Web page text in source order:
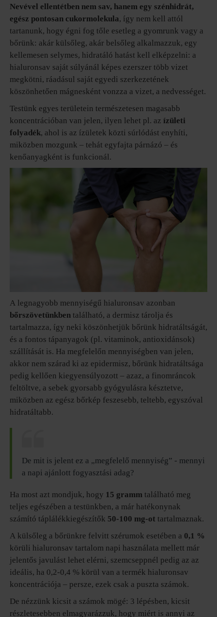
Nevével ellentétben nem sav, hanem egy szénhidrát,
egész pontosan cukormolekula, így nem kell attól
tartanunk, hogy égni fog tőle esetleg a gyomrunk vagy a
bőrünk: akár külsőleg, akár belsőleg alkalmazzuk, egy
kellemesen selymes, hidratáló hatást kell elképzelni: a
hialuronsav saját súlyánál képes ezerszer több vizet
megkötni, ráadásul saját egyedi szerkezetének
köszönhetően mágnesként vonzza a vizet, a nedvességet.
Testünk egyes területein természetesen magasabb
koncentrációban van jelen, ilyen lehet pl. az ízületi
folyadék, ahol is az ízületek közti súrlódást enyhíti,
miközben mozgunk – tehát egyfajta párnázó – és
kenőanyagként is funkcionál.
A legnagyobb mennyiségű hialuronsav azonban
bőrszövetünkben található, a dermisz tárolja és
tartalmazza, így neki köszönhetjük bőrünk hidratáltságát,
és a fontos tápanyagok (pl. vitaminok, antioxidánsok)
szállítását is. Ha megfelelőn mennyiségben van jelen,
akkor nem szárad ki az epidermisz, bőrünk hidratáltsága
pedig kellően kiegyensúlyozott – azaz, a finomráncok
feltöltve, a sebek gyorsabb gyógyulásra késztetve,
miközben az egész bőrkép feszesebb, teltebb, egyszóval
hidratáltabb.
De mit is jelent ez a „megfelelő mennyiség” - mennyi
a napi ajánlott fogyasztási adag?
Ha most azt mondjuk, hogy 15 gramm található meg
teljes egészében a testünkben, a már hatékonynak
számító táplálékkiegészítők 50-100 mg-ot tartalmaznak.
A külsőleg a bőrünkre felvitt szérumok esetében a 0,1 %
körüli hialuronsav tartalom napi használata mellett már
jelentős javulást lehet elérni, szemcseppnél pedig az az
ideális, ha 0,2-0,4 % körül van a termék hialuronsav
koncentrációja – persze, ezek csak a puszta számok.
De nézzünk kicsit a számok mögé: 3 lépésben, kicsit
részletesebben elmagyarázzuk, hogy miért is annyi az